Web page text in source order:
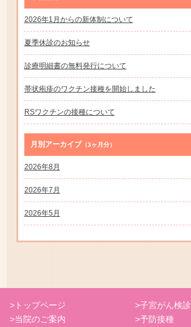
2026年1月からの新体制について
夏季休診のお知らせ
診療明細書の無料発行について
帯状疱疹のワクチン接種を開始しました
RSワクチンの接種について
月別アーカイブ（3ヶ月分）
2026年8月
2026年7月
2026年5月
トップページ
当院のご案内
子宮がん検診
予防接種